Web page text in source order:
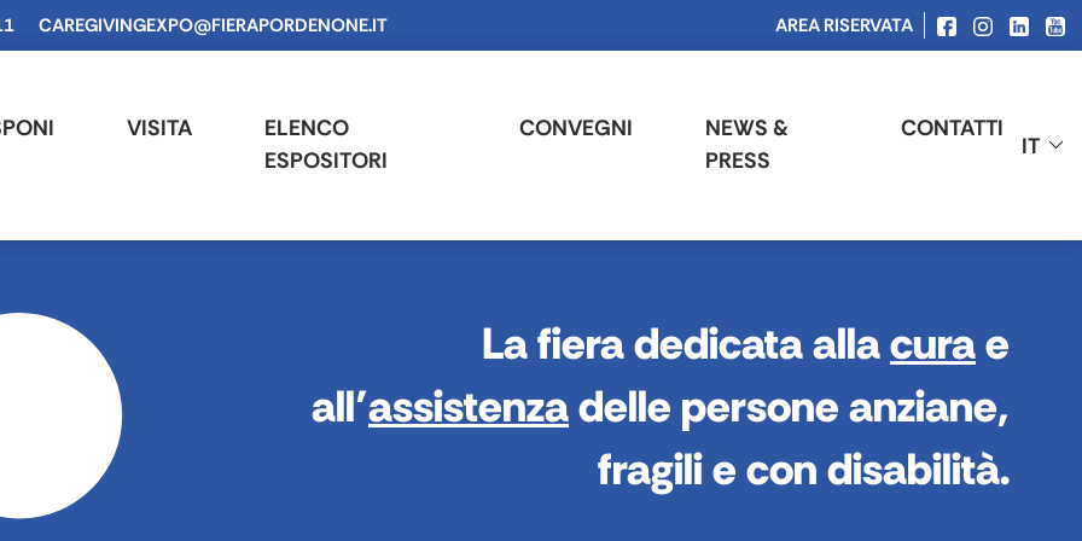
CAREGIVINGEXPO@FIERAPORDENONE.IT AREA RISERVATA
VISITA
ELENCO
ESPOSITORI
CONVEGNI
NEWS &
PRESS
CONTATTI
IT
La fiera dedicata allacurae
all’assistenzadelle persone anziane,
fragili e con disabilità.